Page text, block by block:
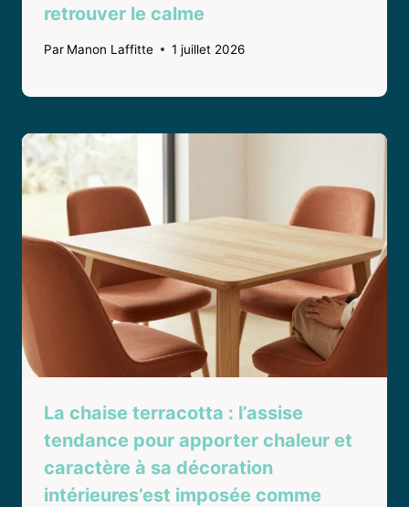
retrouver le calme
Par Manon Laffitte 1 juillet 2026
La chaise terracotta : l’assise
tendance pour apporter chaleur et
caractère à sa décoration
intérieures’est imposée comme